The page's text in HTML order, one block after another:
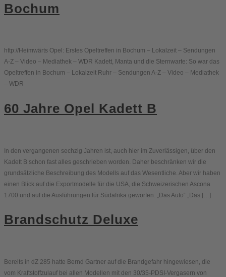
Bochum
http://Heimwärts Opel: Erstes Opeltreffen in Bochum – Lokalzeit – Sendungen
A-Z – Video – Mediathek – WDR Kadett, Manta und die Sternwarte: So war das
Opeltreffen in Bochum – Lokalzeit Ruhr – Sendungen A-Z – Video – Mediathek
– WDR
60 Jahre Opel Kadett B
In den vergangenen sechzig Jahren ist, auch hier im Zuverlässigen, über den
Kadett B schon fast alles geschrieben worden. Daher beschränken wir die
grundsätzliche Beschreibung des Modells auf das Wesentliche. Aber wir haben
einen Blick auf die Exportmodelle für die USA, die Schweizerischen Ascona
1700 und auf die Ausführungen für Südafrika geworfen. „Das Auto“ „Das […]
Brandschutz Deluxe
Bereits in dZ 285 hatte Bernd Gartner auf die Brandgefahr hingewiesen, die
vom Kraftstoffzulauf bei allen Modellen mit den 30/35-PDSI-Vergasern von